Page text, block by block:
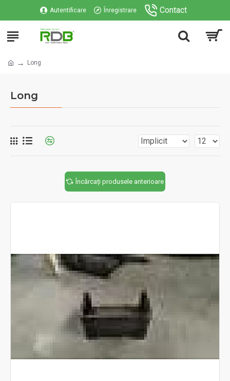
Autentificare Înregistrare Contact
Long
Long
Încărcați produsele anterioare